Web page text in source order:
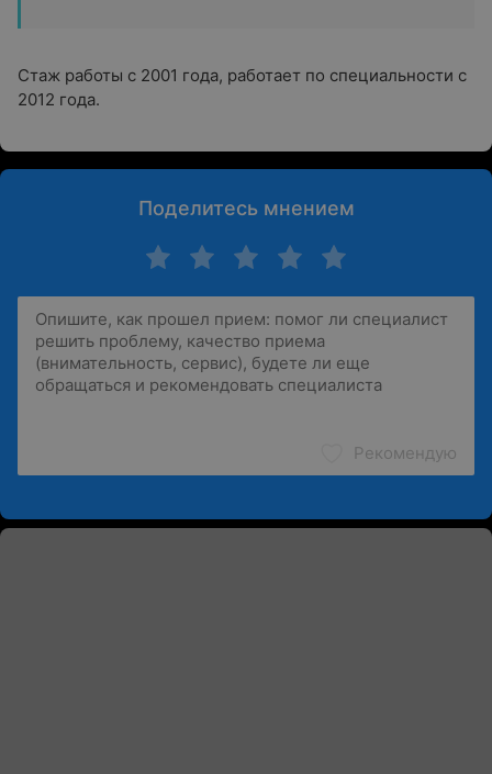
Стаж работы с 2001 года, работает по специальности с
2012 года.
Поделитесь мнением
Рекомендую